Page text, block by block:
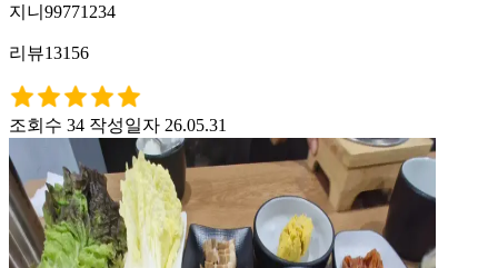
지니99771234
리뷰13156
조회수 34 작성일자 26.05.31